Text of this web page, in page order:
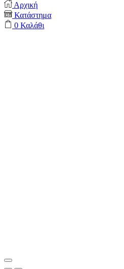
Αρχική
Κατάστημα
0 Καλάθι